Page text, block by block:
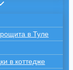
в Туле
в коттедже